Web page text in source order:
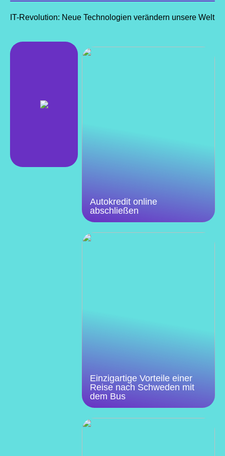
IT-Revolution: Neue Technologien verändern unsere Welt
Autokredit online
abschließen
Einzigartige Vorteile einer
Reise nach Schweden mit
dem Bus